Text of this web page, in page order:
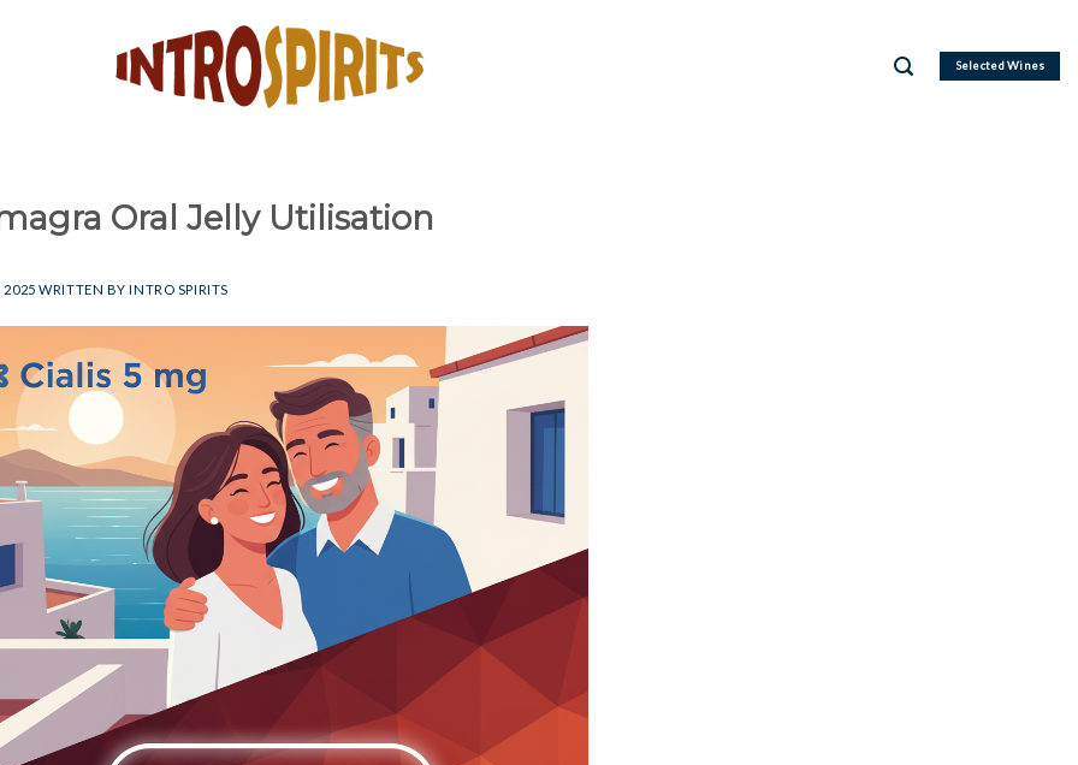
Selected Wines
Oral Jelly Utilisation
2025 WRITTEN BYINTRO SPIRITS